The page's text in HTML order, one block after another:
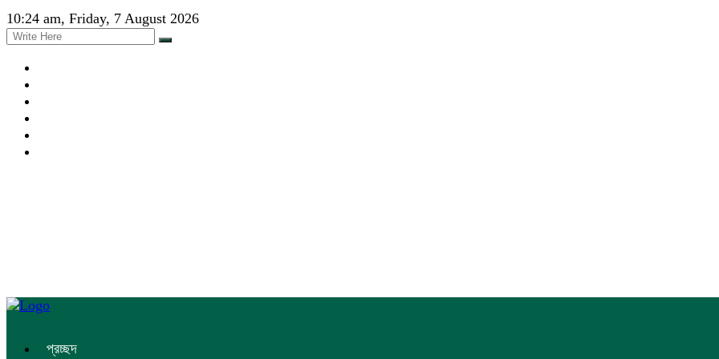
10:24 am, Friday, 7 August 2026
প্রচ্ছদ